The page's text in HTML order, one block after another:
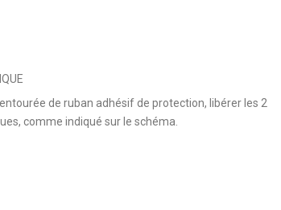
de ruban adhésif de protection, libérer les 2
comme indiqué sur le schéma.